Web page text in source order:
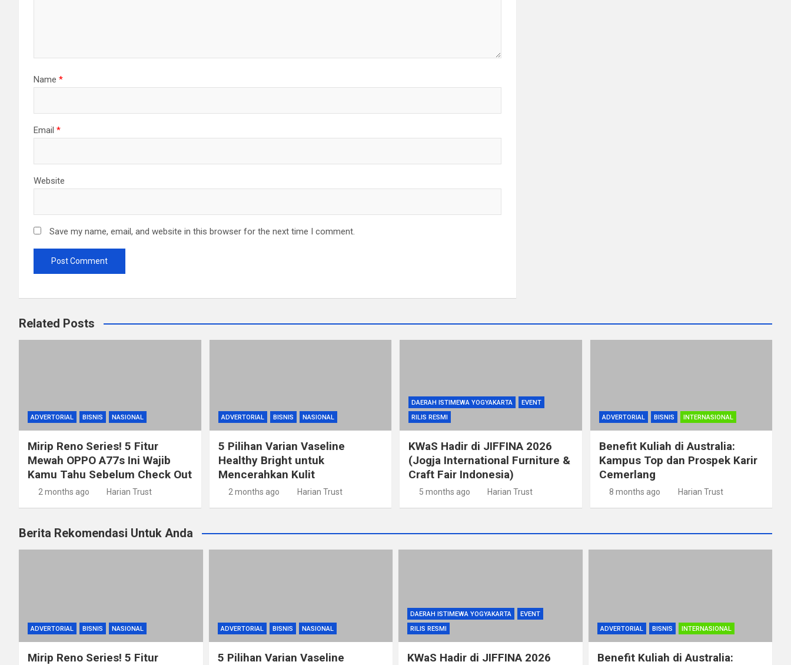
Name *
Email *
Website
Save my name, email, and website in this browser for the next time I comment.
Related Posts
ADVERTORIAL BISNIS NASIONAL
Mirip Reno Series! 5 Fitur
Mewah OPPO A77s Ini Wajib
Kamu Tahu Sebelum Check Out
2 months ago Harian Trust
ADVERTORIAL BISNIS NASIONAL
5 Pilihan Varian Vaseline
Healthy Bright untuk
Mencerahkan Kulit
2 months ago Harian Trust
DAERAH ISTIMEWA YOGYAKARTA
EVENT
RILIS RESMI
KWaS Hadir di JIFFINA 2026
(Jogja International Furniture &
Craft Fair Indonesia)
5 months ago Harian Trust
ADVERTORIAL BISNIS INTERNASIONAL
Benefit Kuliah di Australia:
Kampus Top dan Prospek Karir
Cemerlang
8 months ago Harian Trust
Berita Rekomendasi Untuk Anda
ADVERTORIAL BISNIS NASIONAL
Mirip Reno Series! 5 Fitur
ADVERTORIAL BISNIS NASIONAL
5 Pilihan Varian Vaseline
DAERAH ISTIMEWA YOGYAKARTA
EVENT
RILIS RESMI
KWaS Hadir di JIFFINA 2026
ADVERTORIAL BISNIS INTERNASIONAL
Benefit Kuliah di Australia: